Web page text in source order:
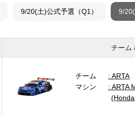
9/20(土)公式予選（Q1） 9/
チーム
チーム
ARTA
マシン
ARTA